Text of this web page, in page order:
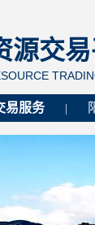
源交
易服务